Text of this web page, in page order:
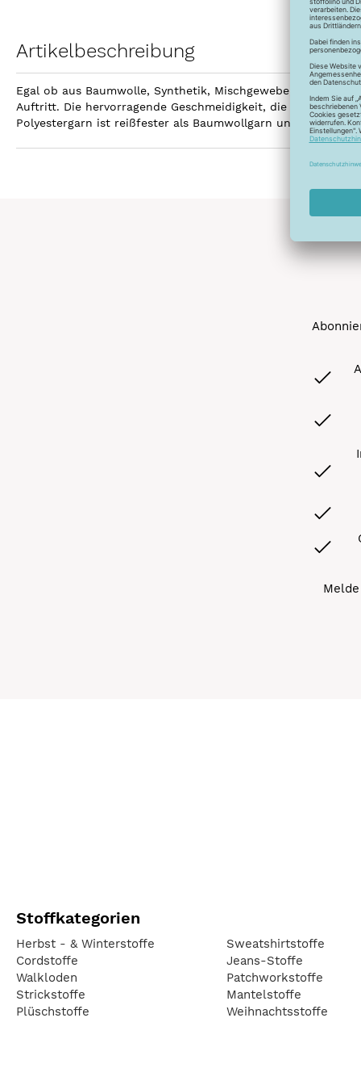
Artikelbeschreibung
Egal ob aus Baumwolle, Synthetik, Mischgewebe, Leinen
Auftritt. Die hervorragende Geschmeidigkeit, die hohe
Polyestergarn ist reißfester als Baumwollgarn und kann
Stoffkategorien
Herbst - & Winterstoffe
Cordstoffe
Walkloden
Strickstoffe
Plüschstoffe
Sweatshirtstoffe
Jeans-Stoffe
Patchworkstoffe
Mantelstoffe
Weihnachtsstoffe